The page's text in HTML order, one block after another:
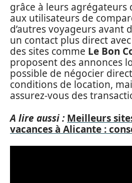
grâce à leurs agrégateurs
aux utilisateurs de
d’autres voyageurs avant
un contact plus direct
des sites comme Le Bon
proposent des annonces
possible de négocier
conditions de location,
assurez-vous des
A lire aussi : Meilleurs
vacances à Alicante :